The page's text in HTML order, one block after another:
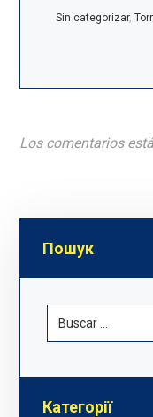
Sin categorizar,
Los comentarios
Пошук
Категорії